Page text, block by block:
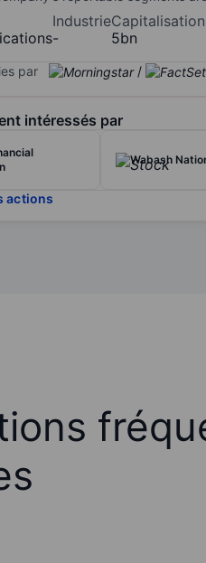
Industrie
-
Capitalisation
5bn
par /
intéressés par
Wabash
actions